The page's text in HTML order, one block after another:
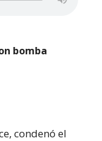
bomba
condenó el